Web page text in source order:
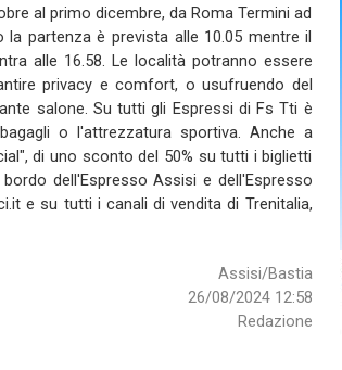
al primo dicembre, da Roma Termini ad
partenza è prevista alle 10.05 mentre il
alle 16.58. Le località potranno essere
privacy e comfort, o usufruendo del
salone. Su tutti gli Espressi di Fs Tti è
o l'attrezzatura sportiva. Anche a
di uno sconto del 50% su tutti i biglietti
dell'Espresso Assisi e dell'Espresso
e su tutti i canali di vendita di Trenitalia,
Assisi/Bastia
26/08/2024 12:58
Redazione